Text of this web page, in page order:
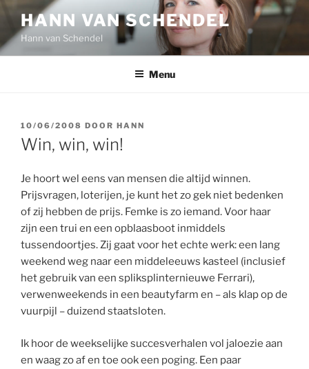
Ga
de
inhoud
HANN VAN SCHENDEL
Hann van Schendel
Menu
GEPLAATST
OP
10/06/2008 DOOR HANN
Win, win, win!
Je hoort wel eens van mensen die altijd winnen.
Prijsvragen, loterijen, je kunt het zo gek niet bedenken
of zij hebben de prijs. Femke is zo iemand. Voor haar
zijn een trui en een opblaasboot inmiddels
tussendoortjes. Zij gaat voor het echte werk: een lang
weekend weg naar een middeleeuws kasteel (inclusief
het gebruik van een spliksplinternieuwe Ferrari),
verwenweekends in een beautyfarm en – als klap op de
vuurpijl – duizend staatsloten.
Ik hoor de weekselijke succesverhalen vol jaloezie aan
en waag zo af en toe ook een poging. Een paar